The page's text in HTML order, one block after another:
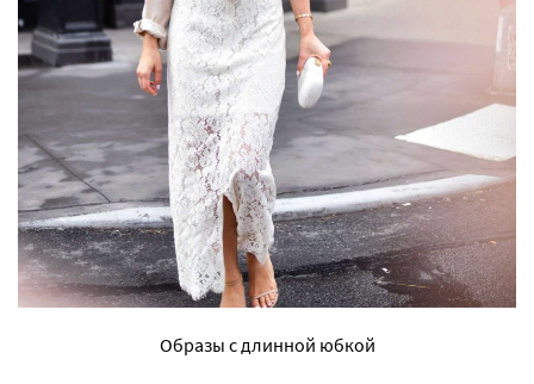
Образы с длинной юбкой